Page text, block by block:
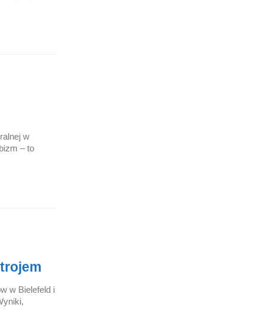
w
– to
w Bielefeld i